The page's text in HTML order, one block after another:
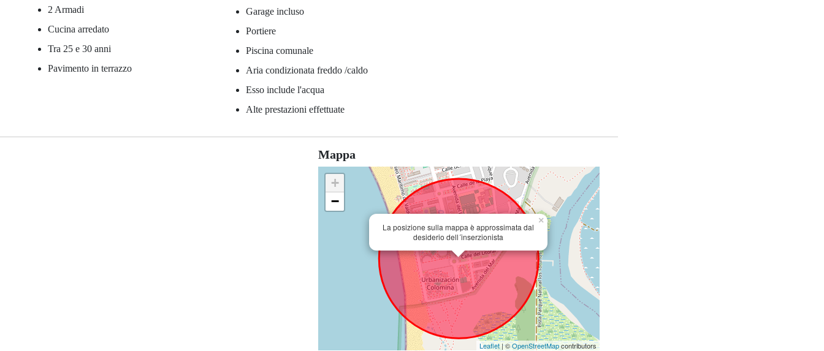
2 Armadi
Cucina arredato
Tra 25 e 30 anni
Pavimento in terrazzo
Garage incluso
Portiere
Piscina comunale
Aria condizionata freddo /caldo
Esso include l'acqua
Alte prestazioni effettuate
Mappa
La posizione sulla mappa è approssimata dal
desiderio dell´inserzionista
×
+
−
Leaflet| ©OpenStreetMapcontributors